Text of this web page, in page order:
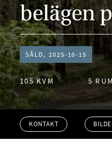
belägen
SÅLD, 2025-10-15
105 KVM 5
KONTAKT